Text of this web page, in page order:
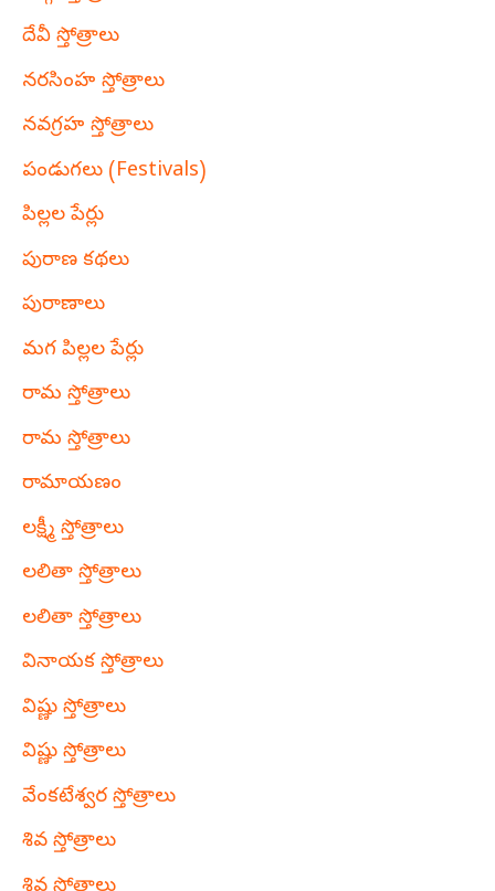
దేవీ స్తోత్రాలు
నరసింహ స్తోత్రాలు
నవగ్రహ స్తోత్రాలు
పండుగలు (Festivals)
పిల్లల పేర్లు
పురాణ కథలు
పురాణాలు
మగ పిల్లల పేర్లు
రామ స్తోత్రాలు
రామ స్తోత్రాలు
రామాయణం
లక్ష్మీ స్తోత్రాలు
లలితా స్తోత్రాలు
లలితా స్తోత్రాలు
వినాయక స్తోత్రాలు
విష్ణు స్తోత్రాలు
విష్ణు స్తోత్రాలు
వేంకటేశ్వర స్తోత్రాలు
శివ స్తోత్రాలు